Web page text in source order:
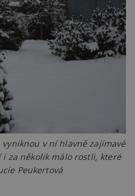
v ní hlavně zajímavé
za několik málo rostli, které
Peukertová